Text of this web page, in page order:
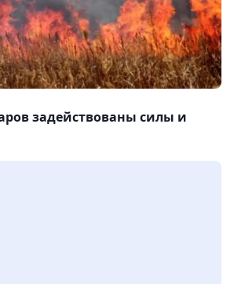
задействованы силы и